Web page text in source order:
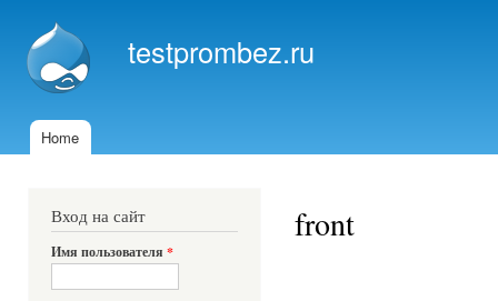
testprombez.ru
Главное меню
Home
Вход на сайт
Имя пользователя *
front